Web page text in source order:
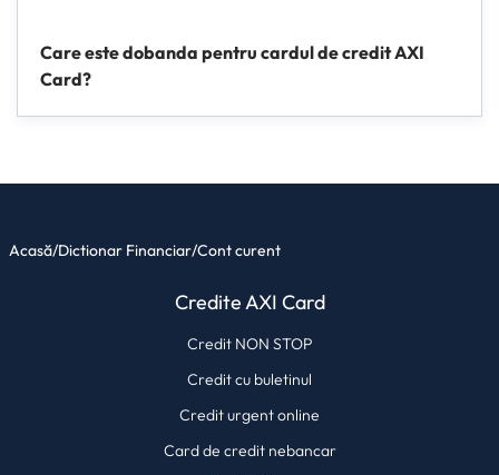
Care este dobanda pentru cardul de credit AXI
Card?
Acasă/Dictionar Financiar/Cont curent
Credite AXI Card
Credit NON STOP
Credit cu buletinul
Credit urgent online
Card de credit nebancar